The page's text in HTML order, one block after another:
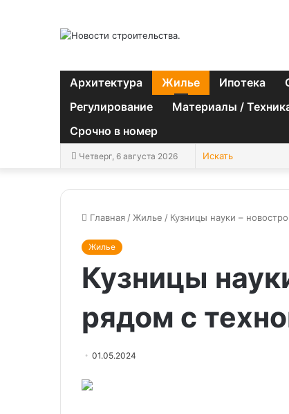
Архитектура Жилье Ипотека
Регулирование
Материалы /
Срочно в номер
Четверг, 6 августа 2026
Главная / Жилье / Кузницы науки –
Жилье
Кузницы
рядом с
01.05.2024